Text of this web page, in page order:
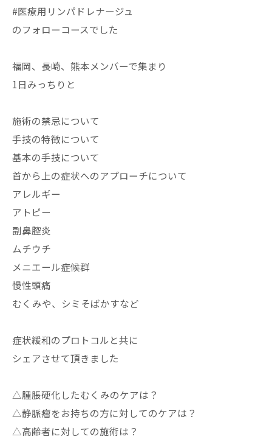
#医療用リンパドレナージュ
のフォローコースでした
福岡、長崎、熊本メンバーで集まり
1日みっちりと
施術の禁忌について
手技の特徴について
基本の手技について
首から上の症状へのアプローチについて
アレルギー
アトピー
副鼻腔炎
ムチウチ
メニエール症候群
慢性頭痛
むくみや、シミそばかすなど
症状緩和のプロトコルと共に
シェアさせて頂きました
△腫脹硬化したむくみのケアは？
△静脈瘤をお持ちの方に対してのケアは？
△高齢者に対しての施術は？